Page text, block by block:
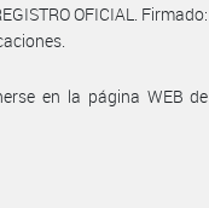
OFICIAL. Firmado:
en la página WEB de